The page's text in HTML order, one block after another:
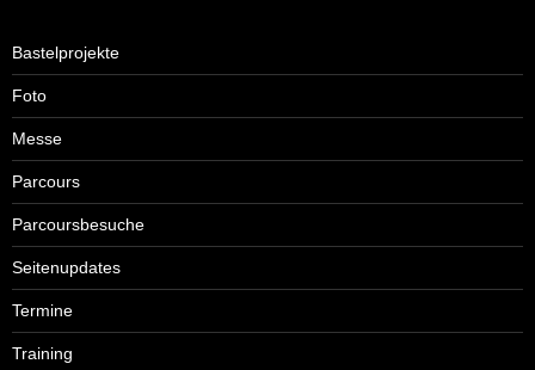
Bastelprojekte
Foto
Messe
Parcours
Parcoursbesuche
Seitenupdates
Termine
Training